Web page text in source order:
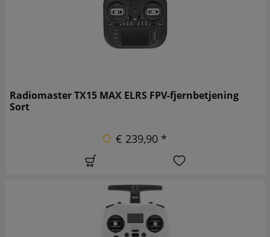
Radiomaster TX15 MAX ELRS FPV-fjernbetjening
Sort
€ 239,90 *